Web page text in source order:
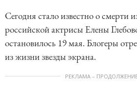
Сегодня стало известно о смерти
российской актрисы Елены
остановилось 19 мая. Блогеры
из жизни звезды экрана.
РЕКЛАМА –